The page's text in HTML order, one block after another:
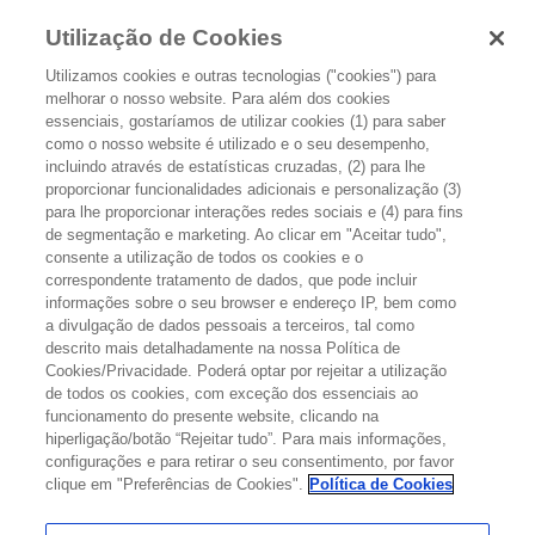
CANCRO DA BEXIGA: FORMAS DE
DIAGNÓSTICO
Se uma pessoa apresentar sintomas que possam indiciar um cancro
da bexiga, o médico deve verificar os sinais gerais de saúde e pode
pedir a realização de análises laboratoriais.
PROCEDIMENTOS POSSÍVEIS
A pessoa poderá ter de se submeter a um ou mais dos seguintes
procedimentos:
Utilização de Cookies
Utilizamos cookies e outras tecnologias ("cookies") para
melhorar o nosso website. Para além dos cookies
essenciais, gostaríamos de utilizar cookies (1) para saber
como o nosso website é utilizado e o seu desempenho,
incluindo através de estatísticas cruzadas, (2) para lhe
proporcionar funcionalidades adicionais e personalização (3)
para lhe proporcionar interações redes sociais e (4) para fins
de segmentação e marketing. Ao clicar em "Aceitar tudo",
consente a utilização de todos os cookies e o
correspondente tratamento de dados, que pode incluir
informações sobre o seu browser e endereço IP, bem como
a divulgação de dados pessoais a terceiros, tal como
descrito mais detalhadamente na nossa Política de
Cookies/Privacidade. Poderá optar por rejeitar a utilização
de todos os cookies, com exceção dos essenciais ao
funcionamento do presente website, clicando na
hiperligação/botão “Rejeitar tudo”. Para mais informações,
configurações e para retirar o seu consentimento, por favor
clique em "Preferências de Cookies". Política de Cookies